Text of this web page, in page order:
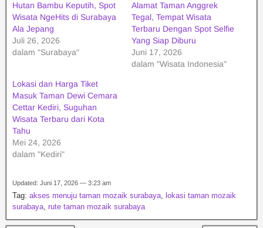
Hutan Bambu Keputih, Spot
Wisata NgeHits di Surabaya
Ala Jepang
Juli 26, 2026
dalam "Surabaya"
Alamat Taman Anggrek
Tegal, Tempat Wisata
Terbaru Dengan Spot Selfie
Yang Siap Diburu
Juni 17, 2026
dalam "Wisata Indonesia"
Lokasi dan Harga Tiket
Masuk Taman Dewi Cemara
Cettar Kediri, Suguhan
Wisata Terbaru dari Kota
Tahu
Mei 24, 2026
dalam "Kediri"
Updated: Juni 17, 2026 — 3:23 am
Tag: akses menuju taman mozaik surabaya, lokasi taman mozaik
surabaya, rute taman mozaik surabaya